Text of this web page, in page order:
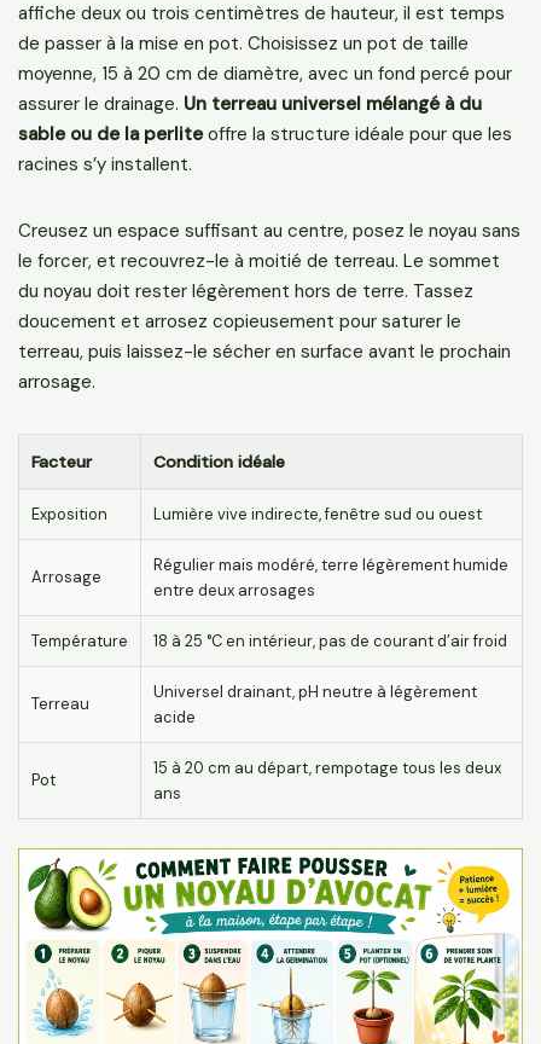
affiche deux ou trois centimètres de hauteur, il est temps
de passer à la mise en pot. Choisissez un pot de taille
moyenne, 15 à 20 cm de diamètre, avec un fond percé pour
assurer le drainage. Un terreau universel mélangé à du
sable ou de la perliteoffre la structure idéale pour que les
racines s’y installent.
Creusez un espace suffisant au centre, posez le noyau sans
le forcer, et recouvrez-le à moitié de terreau. Le sommet
du noyau doit rester légèrement hors de terre. Tassez
doucement et arrosez copieusement pour saturer le
terreau, puis laissez-le sécher en surface avant le prochain
arrosage.
Facteur Condition idéale
Exposition Lumière vive indirecte, fenêtre sud ou ouest
Arrosage
Régulier mais modéré, terre légèrement humide
entre deux arrosages
Température 18 à 25 °C en intérieur, pas de courant d’air froid
Terreau
Universel drainant, pH neutre à légèrement
acide
Pot
15 à 20 cm au départ, rempotage tous les deux
ans